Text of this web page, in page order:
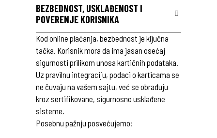
BEZBEDNOST, USKLAĐENOST I
POVERENJE KORISNIKA
Kod online plaćanja, bezbednost je ključna
tačka. Korisnik mora da ima jasan osećaj
sigurnosti prilikom unosa kartičnih podataka.
Uz pravilnu integraciju, podaci o karticama se
ne čuvaju na vašem sajtu, već se obrađuju
kroz sertifikovane, sigurnosno usklađene
sisteme.
Posebnu pažnju posvećujemo: